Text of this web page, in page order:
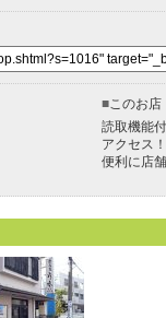
■このお店
読取機能
アクセス！
便利に店